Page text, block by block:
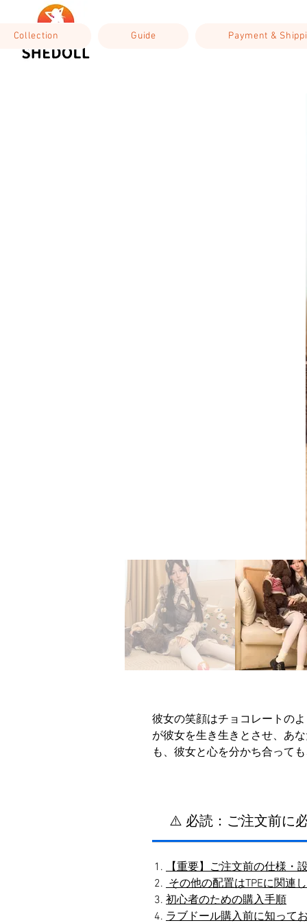
Collection Guide Payment &
彼女の笑顔はチョコレートの
が彼女を生き生きとさせ、あ
も、彼女と心を分かち合って
⚠️ 必読：ご注文前に
【重要】ご注文前の仕様・
その他の配置はTPEに関連
初心者のための購入手順
ラブドール購入前に知って